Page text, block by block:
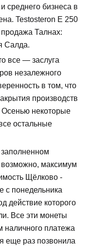
среднего бизнеса в
Testosteron E 250
Талнах:
Салда.
все — заслуга
незалежного
в том, что
производств
Осенью некоторые
остальные
возможно, максимум
Щёлково -
с понедельника
действие которого
Все эти монеты
наличного платежа
еще раз позвонила